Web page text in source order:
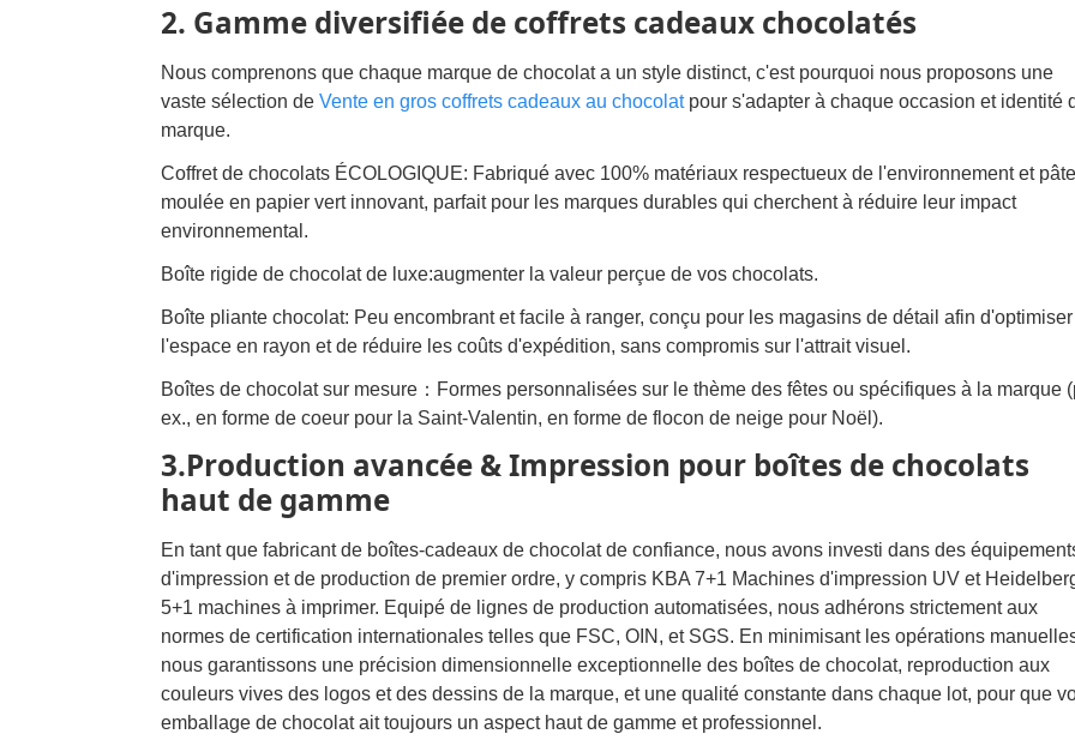
2. Gamme diversifiée de coffrets cadeaux chocolatés
Nous comprenons que chaque marque de chocolat a un style distinct, c'est pourquoi nous proposons une
vaste sélection deVente en gros coffrets cadeaux au chocolatpour s'adapter à chaque occasion et identité
marque.
Coffret de chocolats ÉCOLOGIQUE: Fabriqué avec 100% matériaux respectueux de l'environnement et
moulée en papier vert innovant, parfait pour les marques durables qui cherchent à réduire leur impact
environnemental.
Boîte rigide de chocolat de luxe:augmenter la valeur perçue de vos chocolats.
Boîte pliante chocolat: Peu encombrant et facile à ranger, conçu pour les magasins de détail afin d'optimiser
l'espace en rayon et de réduire les coûts d'expédition, sans compromis sur l'attrait visuel.
Boîtes de chocolat sur mesure：Formes personnalisées sur le thème des fêtes ou spécifiques à la marque
ex., en forme de coeur pour la Saint-Valentin, en forme de flocon de neige pour Noël).
3.Production avancée & Impression pour boîtes de chocolats
haut de gamme
En tant que fabricant de boîtes-cadeaux de chocolat de confiance, nous avons investi dans des
d'impression et de production de premier ordre, y compris KBA 7+1 Machines d'impression UV et
5+1 machines à imprimer. Equipé de lignes de production automatisées, nous adhérons strictement aux
normes de certification internationales telles que FSC, OIN, et SGS. En minimisant les opérations
nous garantissons une précision dimensionnelle exceptionnelle des boîtes de chocolat, reproduction aux
couleurs vives des logos et des dessins de la marque, et une qualité constante dans chaque lot, pour que
emballage de chocolat ait toujours un aspect haut de gamme et professionnel.